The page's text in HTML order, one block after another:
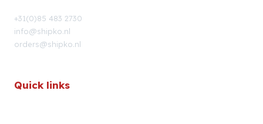
+31(0)85 483 2730
info@shipko.nl
orders@shipko.nl
Quick links